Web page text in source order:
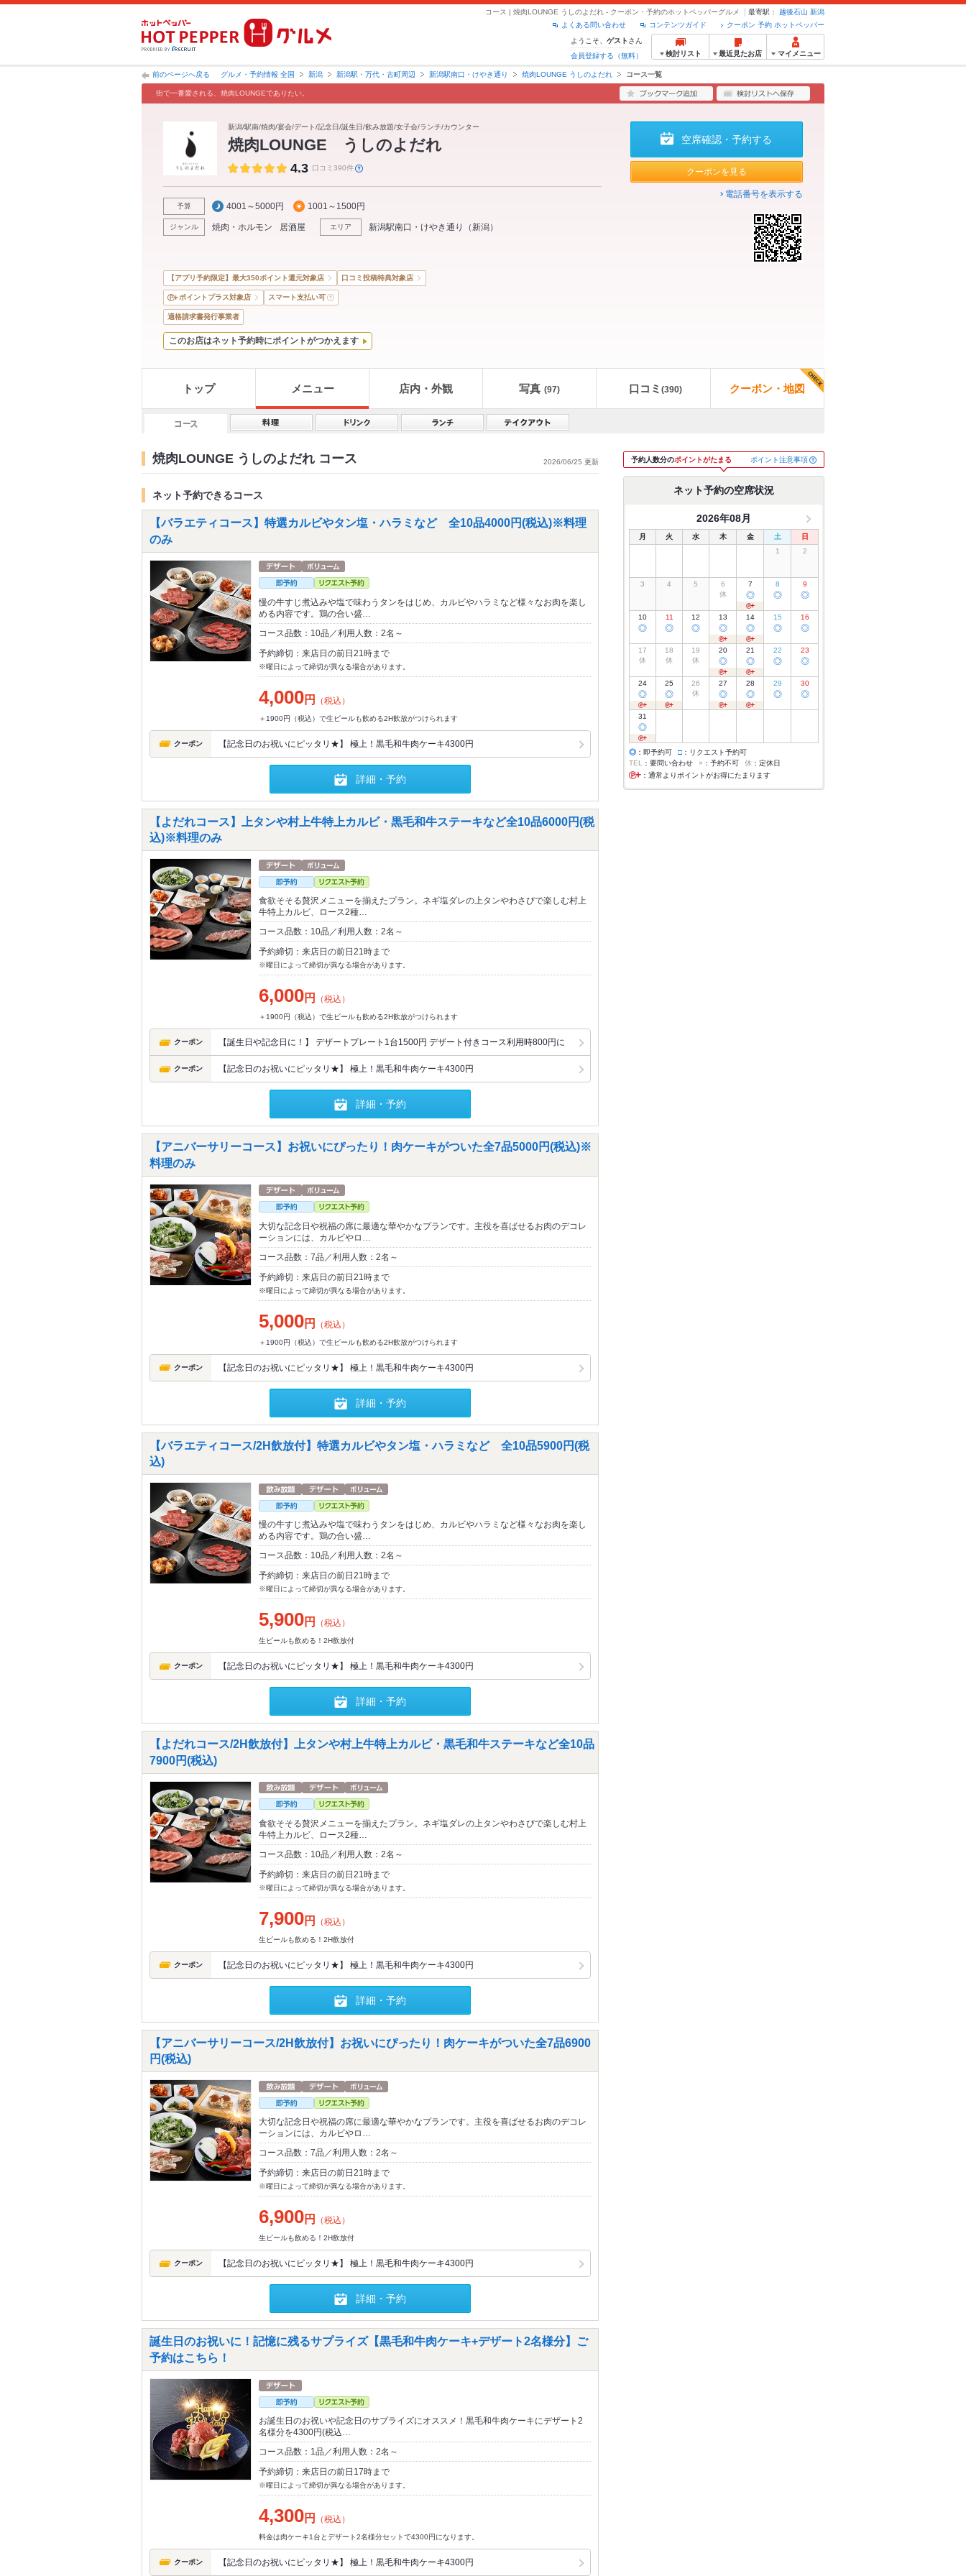
コース | 焼肉LOUNGE うしのよだれ - クーポン・予約のホットペッパーグルメ 最寄駅： 越後石山 新潟
クーポン 予約 ホットペッパー
コンテンツガイド
よくある問い合わせ
ようこそ、 ゲスト さん
会員登録する（無料）
検討リスト 最近見たお店 マイメニュー
前のページへ戻る グルメ・予約情報 全国 新潟 新潟駅・万代・古町周辺 新潟駅南口・けやき通り 焼肉LOUNGE うしのよだれ コース一覧
街で一番愛される、焼肉LOUNGEでありたい。
新潟/駅南/焼肉/宴会/デート/記念日/誕生日/飲み放題/女子会/ランチ/カウンター
焼肉LOUNGE うしのよだれ
4.3 口コミ390件
予算 4001～5000円 1001～1500円
ジャンル 焼肉・ホルモン 居酒屋 エリア 新潟駅南口・けやき通り （ 新潟）
空席確認・予約する
クーポンを見る
電話番号を表示する
【アプリ予約限定】最大350ポイント還元対象店 口コミ投稿特典対象店
ポイントプラス対象店 スマート支払い可
適格請求書発行事業者
このお店はネット予約時にポイントがつかえます
トップ メニュー 店内・外観 写真 (97) 口コミ (390) クーポン・地図
焼肉LOUNGE うしのよだれ コース 2026/06/25 更新
ネット予約できるコース
【バラエティコース】特選カルビやタン塩・ハラミなど 全10品4000円(税込)※料理
のみ
慢の牛すじ煮込みや塩で味わうタンをはじめ、カルビやハラミなど様々なお肉を楽し
める内容です。鶏の合い盛…
コース品数：10品／利用人数：2名～
予約締切：来店日の前日21時まで
※曜日によって締切が異なる場合があります。
4,000円 （税込）
＋1900円（税込）で生ビールも飲める2H飲放がつけられます
クーポン 【記念日のお祝いにピッタリ★】 極上！黒毛和牛肉ケーキ4300円
詳細・予約
【よだれコース】上タンや村上牛特上カルビ・黒毛和牛ステーキなど全10品6000円(税
込)※料理のみ
食欲そそる贅沢メニューを揃えたプラン。ネギ塩ダレの上タンやわさびで楽しむ村上
牛特上カルビ、ロース2種…
コース品数：10品／利用人数：2名～
予約締切：来店日の前日21時まで
※曜日によって締切が異なる場合があります。
6,000円 （税込）
＋1900円（税込）で生ビールも飲める2H飲放がつけられます
クーポン 【誕生日や記念日に！】 デザートプレート1台1500円 デザート付きコース利用時800円に
クーポン 【記念日のお祝いにピッタリ★】 極上！黒毛和牛肉ケーキ4300円
詳細・予約
【アニバーサリーコース】お祝いにぴったり！肉ケーキがついた全7品5000円(税込)※
料理のみ
大切な記念日や祝福の席に最適な華やかなプランです。主役を喜ばせるお肉のデコレ
ーションには、カルビやロ…
コース品数：7品／利用人数：2名～
予約締切：来店日の前日21時まで
※曜日によって締切が異なる場合があります。
5,000円 （税込）
＋1900円（税込）で生ビールも飲める2H飲放がつけられます
クーポン 【記念日のお祝いにピッタリ★】 極上！黒毛和牛肉ケーキ4300円
詳細・予約
【バラエティコース/2H飲放付】特選カルビやタン塩・ハラミなど 全10品5900円(税
込)
慢の牛すじ煮込みや塩で味わうタンをはじめ、カルビやハラミなど様々なお肉を楽し
める内容です。鶏の合い盛…
コース品数：10品／利用人数：2名～
予約締切：来店日の前日21時まで
※曜日によって締切が異なる場合があります。
5,900円 （税込）
生ビールも飲める！2H飲放付
クーポン 【記念日のお祝いにピッタリ★】 極上！黒毛和牛肉ケーキ4300円
詳細・予約
【よだれコース/2H飲放付】上タンや村上牛特上カルビ・黒毛和牛ステーキなど全10品
7900円(税込)
食欲そそる贅沢メニューを揃えたプラン。ネギ塩ダレの上タンやわさびで楽しむ村上
牛特上カルビ、ロース2種…
コース品数：10品／利用人数：2名～
予約締切：来店日の前日21時まで
※曜日によって締切が異なる場合があります。
7,900円 （税込）
生ビールも飲める！2H飲放付
クーポン 【記念日のお祝いにピッタリ★】 極上！黒毛和牛肉ケーキ4300円
詳細・予約
【アニバーサリーコース/2H飲放付】お祝いにぴったり！肉ケーキがついた全7品6900
円(税込)
大切な記念日や祝福の席に最適な華やかなプランです。主役を喜ばせるお肉のデコレ
ーションには、カルビやロ…
コース品数：7品／利用人数：2名～
予約締切：来店日の前日21時まで
※曜日によって締切が異なる場合があります。
6,900円 （税込）
生ビールも飲める！2H飲放付
クーポン 【記念日のお祝いにピッタリ★】 極上！黒毛和牛肉ケーキ4300円
詳細・予約
誕生日のお祝いに！記憶に残るサプライズ【黒毛和牛肉ケーキ+デザート2名様分】ご
予約はこちら！
お誕生日のお祝いや記念日のサプライズにオススメ！黒毛和牛肉ケーキにデザート2
名様分を4300円(税込…
コース品数：1品／利用人数：2名～
予約締切：来店日の前日17時まで
※曜日によって締切が異なる場合があります。
4,300円 （税込）
料金は肉ケーキ1台とデザート2名様分セットで4300円になります。
クーポン 【記念日のお祝いにピッタリ★】 極上！黒毛和牛肉ケーキ4300円
予約人数分のポイントがたまる ポイント注意事項
ネット予約の空席状況
2026年08月
月 火 水 木 金 土
日
1
2
3 4 5
6
休
7
◎
8
◎
9
◎
10
◎
11
◎
12
◎
13
◎
14
◎
15
◎
16
◎
17
休
18
休
19
休
20
◎
21
◎
22
◎
23
◎
24
◎
25
◎
26
休
27
◎
28
◎
29
◎
30
◎
31
◎
◎ ：即予約可 □ ：リクエスト予約可
TEL
：要問い合わせ × ：予約不可 休 ：定休日
：通常よりポイントがお得にたまります